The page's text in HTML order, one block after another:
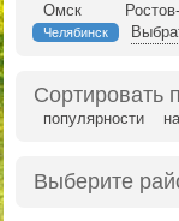
Омск
Челябинск
Сортировать
популярности
Выберите